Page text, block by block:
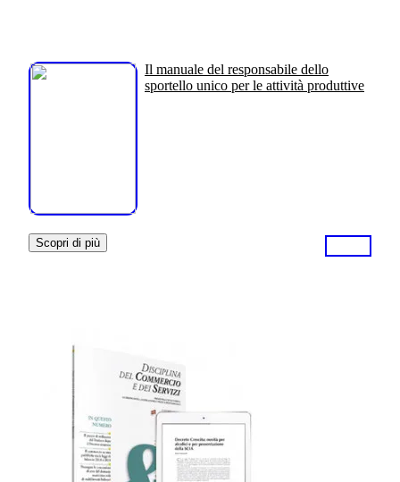
Il manuale del responsabile dello
sportello unico per le attività produttive
Scopri di più